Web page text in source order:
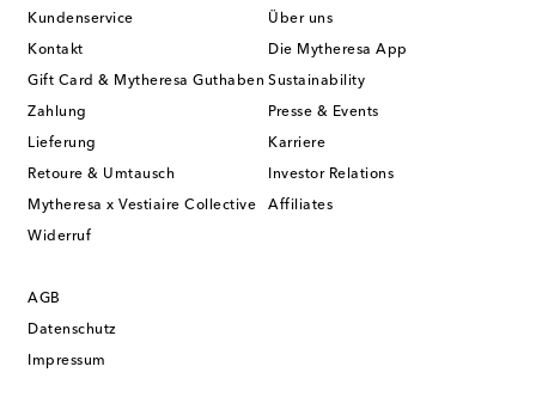
Kundenservice
Kontakt
Gift Card & Mytheresa Guthaben
Zahlung
Lieferung
Retoure & Umtausch
Mytheresa x Vestiaire Collective
Widerruf
Über uns
Die Mytheresa App
Sustainability
Presse & Events
Karriere
Investor Relations
Affiliates
AGB
Datenschutz
Impressum